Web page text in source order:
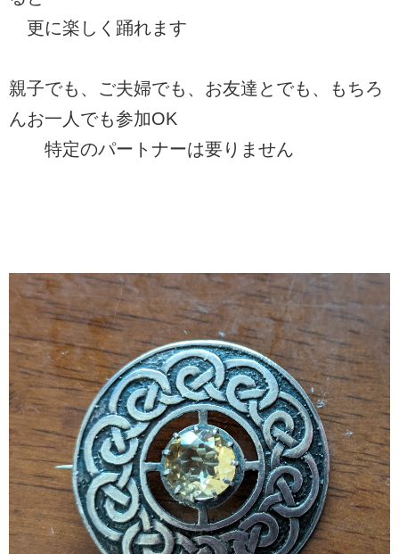
更に楽しく踊れます
親子でも、ご夫婦でも、お友達とでも、もちろ
んお一人でも参加OK
特定のパートナーは要りません